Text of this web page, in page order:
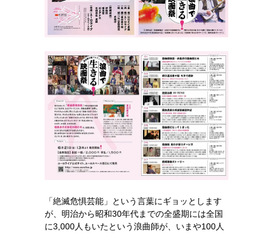
「絶滅危惧芸能」という言葉にギョッとします
が、明治から昭和30年代までの全盛期には全国
に3,000人もいたという浪曲師が、いまや100人